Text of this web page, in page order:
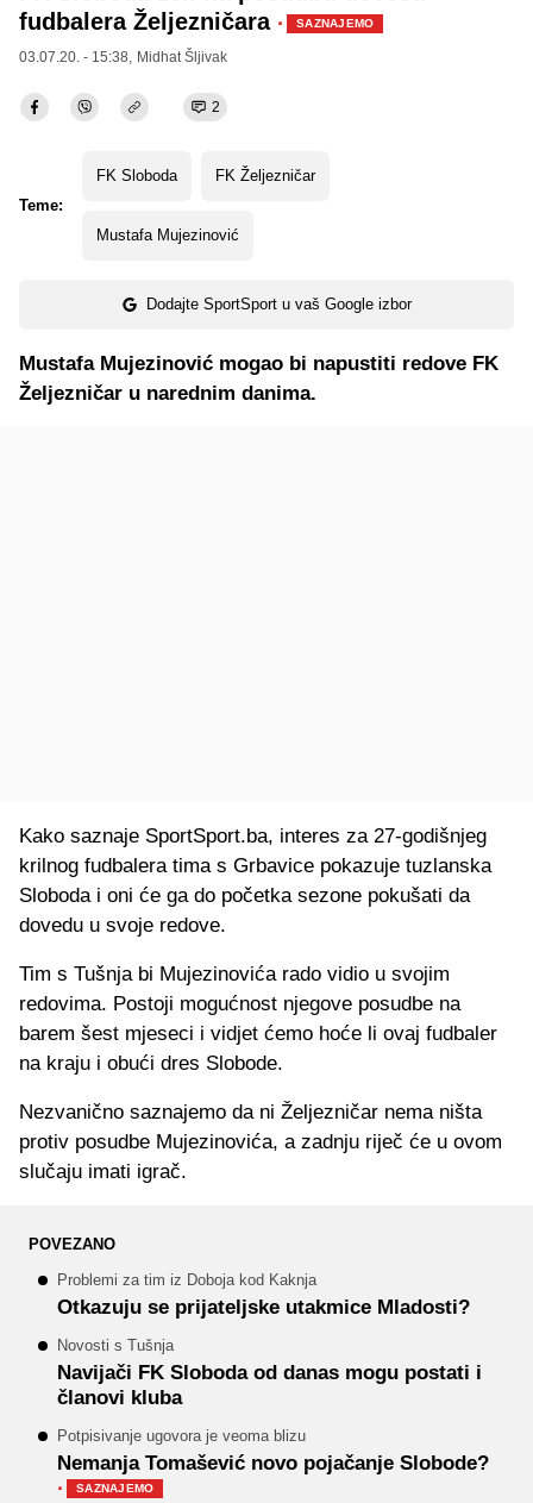
fudbalera Željezničara · SAZNAJEMO
03.07.20. - 15:38, Midhat Šljivak
2
Teme:
FK Sloboda FK Željezničar
Mustafa Mujezinović
Dodajte SportSport u vaš Google izbor
Mustafa Mujezinović mogao bi napustiti redove FK
Željezničar u narednim danima.
Kako saznaje SportSport.ba, interes za 27-godišnjeg
krilnog fudbalera tima s Grbavice pokazuje tuzlanska
Sloboda i oni će ga do početka sezone pokušati da
dovedu u svoje redove.
Tim s Tušnja bi Mujezinovića rado vidio u svojim
redovima. Postoji mogućnost njegove posudbe na
barem šest mjeseci i vidjet ćemo hoće li ovaj fudbaler
na kraju i obući dres Slobode.
Nezvanično saznajemo da ni Željezničar nema ništa
protiv posudbe Mujezinovića, a zadnju riječ će u ovom
slučaju imati igrač.
POVEZANO
Problemi za tim iz Doboja kod Kaknja
Otkazuju se prijateljske utakmice Mladosti?
Novosti s Tušnja
Navijači FK Sloboda od danas mogu postati i
članovi kluba
Potpisivanje ugovora je veoma blizu
Nemanja Tomašević novo pojačanje Slobode?
· SAZNAJEMO